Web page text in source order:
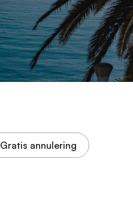
Gratis annulering